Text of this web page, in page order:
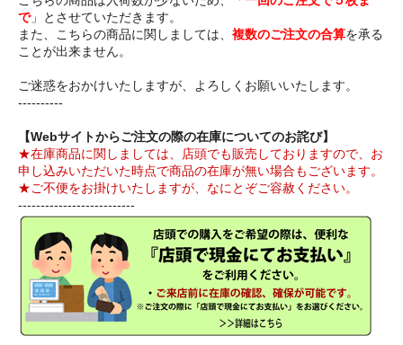
で」とさせていただきます。
また、こちらの商品に関しましては、 複数のご注文の合算を承る
ことが出来ません。
ご迷惑をおかけいたしますが、よろしくお願いいたします。
----------
【Webサイトからご注文の際の在庫についてのお詫び】
★在庫商品に関しましては、店頭でも販売しておりますので、お
申し込みいただいた時点で商品の在庫が無い場合もございます。
★ご不便をお掛けいたしますが、なにとぞご容赦ください。
--------------------------